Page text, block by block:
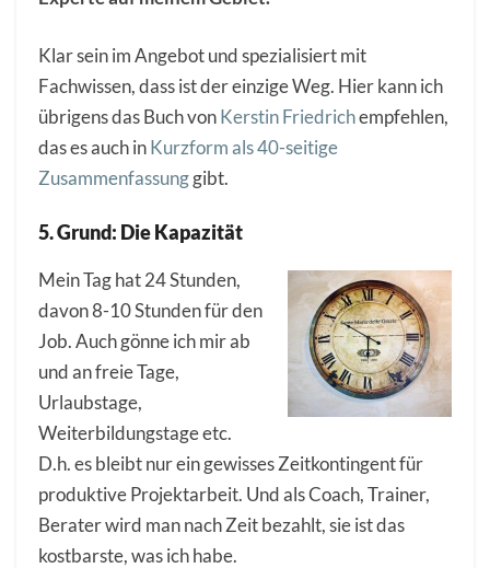
Klar sein im Angebot und spezialisiert mit
Fachwissen, dass ist der einzige Weg. Hier kann ich
übrigens das Buch vonKerstin Friedrichempfehlen,
das es auch inKurzform als 40-seitige
Zusammenfassunggibt.
5. Grund: Die Kapazität
Mein Tag hat 24 Stunden,
davon 8-10 Stunden für den
Job. Auch gönne ich mir ab
und an freie Tage,
Urlaubstage,
Weiterbildungstage etc.
D.h. es bleibt nur ein gewisses Zeitkontingent für
produktive Projektarbeit. Und als Coach, Trainer,
Berater wird man nach Zeit bezahlt, sie ist das
kostbarste, was ich habe.